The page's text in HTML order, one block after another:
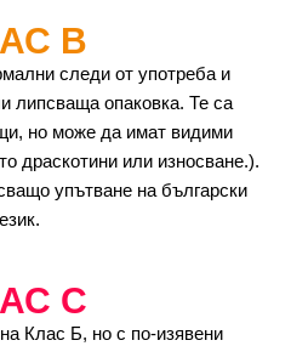
B
следи от употреба и
липсваща опаковка. Те са
но може да имат видими
драскотини или износване.).
упътване на български
език.
C
Клас Б, но с по-изявени